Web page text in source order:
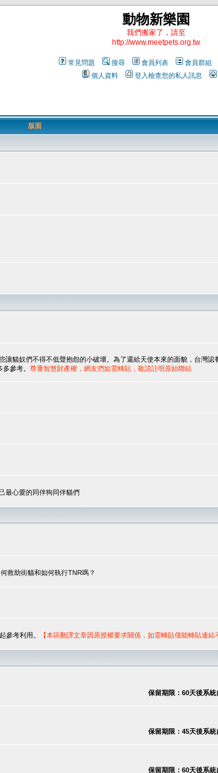
動物新樂園
我們搬家了，請至
http://www.meetpets.org.tw
常見問題 搜尋 會員列表 會員群組
個人資料
登入檢查您的私人訊息
版面
貓奴們不得不低聲抱怨的小破壞。為了還給天使本來的面貌，台灣
參考。 尊重智慧財產權，網友們如需轉貼，敬請註明原始聯結
最心愛的同伴狗同伴貓們
救助街貓和如何執行TNR嗎？
參考利用。 【本區翻譯文章因原授權要求關係，如需轉貼僅能轉貼連結
保留期限：60天後系統自動刪
保留期限：45天後系統自動刪
保留期限：60天後系統自動刪